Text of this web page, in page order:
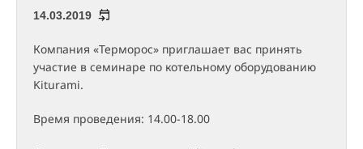
14.03.2019
Компания «Терморос» приглашает вас принять
участие в семинаре по котельному оборудованию
Kiturami.
Время проведения: 14.00-18.00